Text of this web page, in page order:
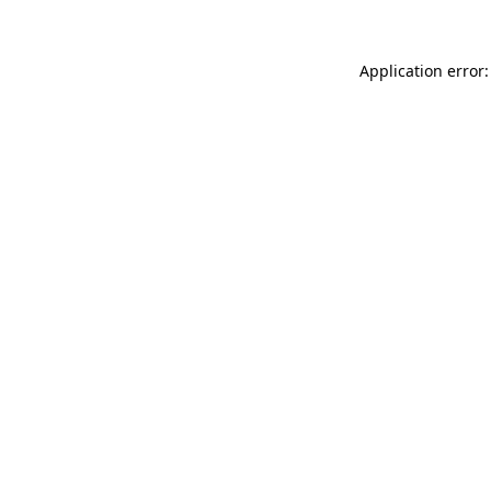
Application